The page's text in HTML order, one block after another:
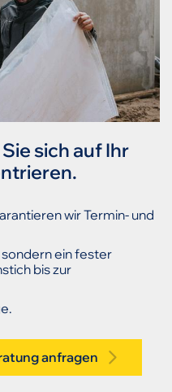
sich auf Ihr
wir Termin- und
ein fester
bis zur
anfragen